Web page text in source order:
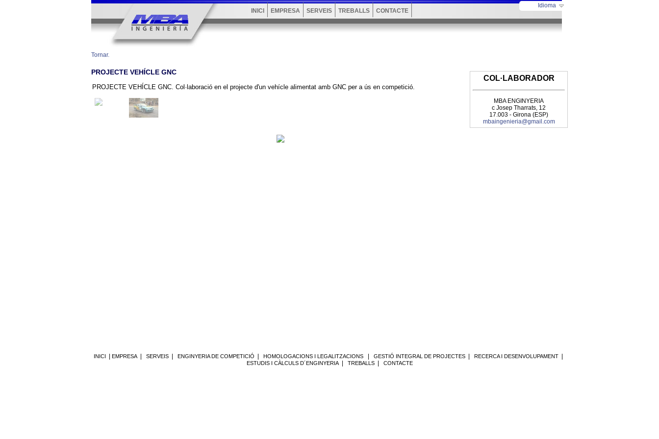
Idioma
INICI EMPRESA SERVEIS TREBALLS CONTACTE
Tornar.
PROJECTE VEHÍCLE GNC
PROJECTE VEHÍCLE GNC. Col·laboració en el projecte d'un vehícle alimentat amb GNC per a ús en competició.
COL·LABORADOR
MBA ENGINYERIA
c Josep Tharrats, 12
17.003 - Girona (ESP)
mbaingenieria@gmail.com
INICI EMPRESA| SERVEIS| ENGINYERIA DE COMPETICIÓ HOMOLOGACIONS I LEGALITZACIONS GESTIÓ INTEGRAL DE PROJECTES| RECERCA I DESENVOLUPAMENT|
ESTUDIS I CÀLCULS D´ENGINYERIA| TREBALLS| CONTACTE